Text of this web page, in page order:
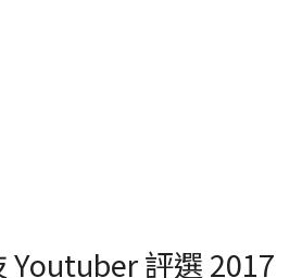
Youtuber 評選 2017